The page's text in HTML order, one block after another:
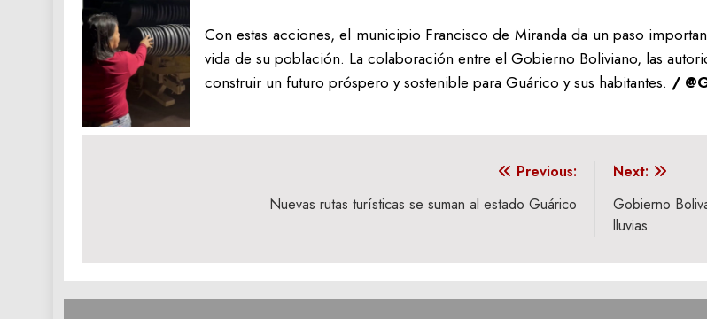
Con estas acciones, el municipio Francisco de Miranda da un paso
vida de su población. La colaboración entre el Gobierno Boliviano, las
construir un futuro próspero y sostenible para Guárico y sus habitantes. /
Previous:
Nuevas rutas turísticas se suman al estado Guárico
Next:
Gobierno
lluvias